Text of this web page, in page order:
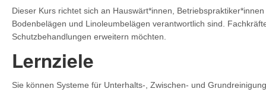
Dieser Kurs richtet sich an Hauswärt*innen,
Bodenbelägen und Linoleumbelägen verantwortlich sind.
Schutzbehandlungen erweitern möchten.
Lernziele
Sie können Systeme für Unterhalts-, Zwischen- und